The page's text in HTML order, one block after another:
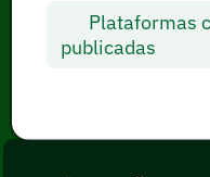
Plataformas
publicadas